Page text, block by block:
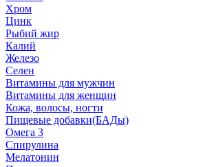
Хром
Цинк
Рыбий жир
Калий
Железо
Селен
Витамины для мужчин
Витамины для женщин
Кожа, волосы, ногти
Пищевые добавки(БАДы)
Омега 3
Спирулина
Мелатонин